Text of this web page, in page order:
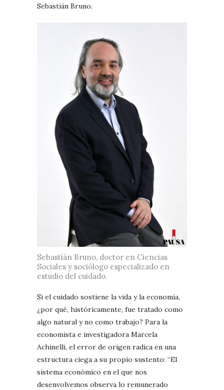
Sebastián Bruno.
Sebastián Bruno, doctor en Ciencias
Sociales y sociólogo especializado en
estudio del cuidado.
Si el cuidado sostiene la vida y la economía,
¿por qué, históricamente, fue tratado como
algo natural y no como trabajo? Para la
economista e investigadora Marcela
Achinelli, el error de origen radica en una
estructura ciega a su propio sustento: “El
sistema económico en el que nos
desenvolvemos observa lo remunerado